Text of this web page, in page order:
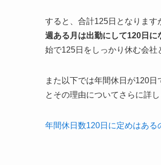
すると、合計125日となります
週ある月は出勤にして120日に
始で125日をしっかり休む会社
また以下では年間休日が120
とその理由についてさらに詳し
年間休日数120日に定めはある